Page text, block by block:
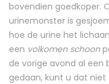
bovendien goedkoper.
urinemonster is
hoe de urine het
een volkomen schoon
de vorige avond al een
gedaan, kunt u dat niet